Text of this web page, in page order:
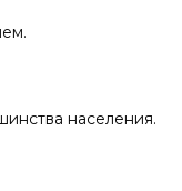
населения.